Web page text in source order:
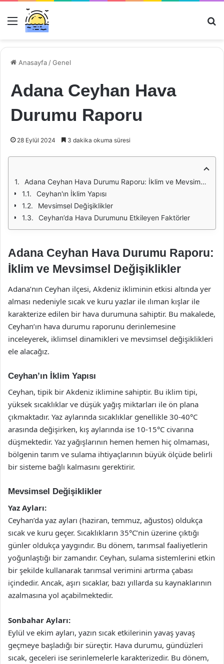
Menü
Anasayfa /Genel
Adana Ceyhan Hava
Durumu Raporu
28 Eylül 2024 3 dakika okuma süresi
Adana Ceyhan Hava Durumu Raporu: İklim ve Mevsimsel Değişiklikler
Ceyhan'ın İklim Yapısı
Mevsimsel Değişiklikler
Ceyhan’da Hava Durumunu Etkileyen Faktörler
Adana Ceyhan Hava Durumu Raporu:
İklim ve Mevsimsel Değişiklikler
Adana’nın Ceyhan ilçesi, Akdeniz ikliminin etkisi altında yer
alması nedeniyle sıcak ve kuru yazlar ile ılıman kışlar ile
karakterize edilen bir hava durumuna sahiptir. Bu makalede,
Ceyhan’ın hava durumu raporunu derinlemesine
inceleyerek, iklimsel dinamikleri ve mevsimsel değişiklikleri
ele alacağız.
Ceyhan’ın İklim Yapısı
Ceyhan, tipik bir Akdeniz iklimine sahiptir. Bu iklim tipi,
yüksek sıcaklıklar ve düşük yağış miktarları ile ön plana
çıkmaktadır. Yaz aylarında sıcaklıklar genellikle 30-40°C
arasında değişirken, kış aylarında ise 10-15°C civarına
düşmektedir. Yaz yağışlarının hemen hemen hiç olmaması,
bölgenin tarım ve sulama ihtiyaçlarının büyük ölçüde belirli
bir sisteme bağlı kalmasını gerektirir.
Mevsimsel Değişiklikler
Yaz Ayları:
Ceyhan’da yaz ayları (haziran, temmuz, ağustos) oldukça
sıcak ve kuru geçer. Sıcaklıkların 35°C’nin üzerine çıktığı
günler oldukça yaygındır. Bu dönem, tarımsal faaliyetlerin
yoğunlaştığı bir zamandır. Ceyhan, sulama sistemlerini etkin
bir şekilde kullanarak tarımsal verimini artırma çabası
içindedir. Ancak, aşırı sıcaklar, bazı yıllarda su kaynaklarının
azalmasına yol açabilmektedir.
Sonbahar Ayları:
Eylül ve ekim ayları, yazın sıcak etkilerinin yavaş yavaş
geçmeye başladığı bir süreçtir. Hava durumu, gündüzleri
sıcak, geceleri ise serinlemelerle karakterizedir. Bu dönem,